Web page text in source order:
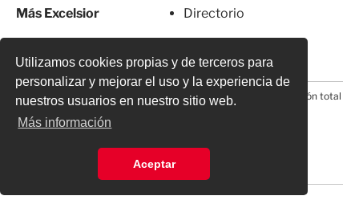
Utilizamos cookies propias y de terceros para
personalizar y mejorar el uso y la experiencia de
nuestros usuarios en nuestro sitio web.
Más información
Aceptar
Más Excelsior
Directorio
© 2026 Todos los derechos reservados. Prohibida la reproducción total
o parcial, incluyendo cualquier medio electrónico*